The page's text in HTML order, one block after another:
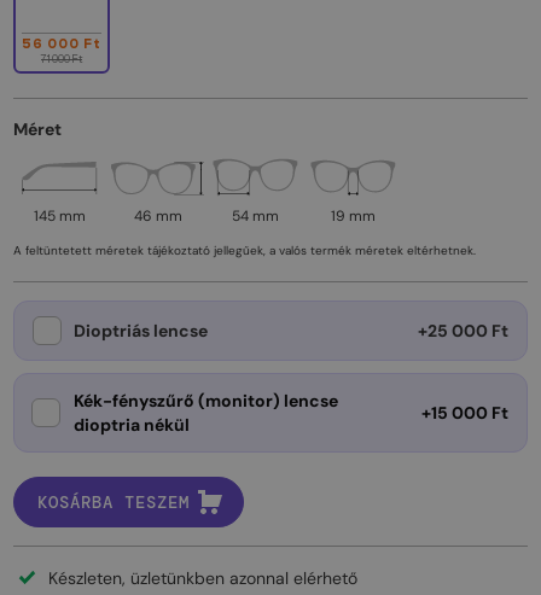
56 000 Ft
71 000 Ft
Méret
145 mm 46 mm 54 mm 19 mm
A feltüntetett méretek tájékoztató jellegűek, a valós termék méretek eltérhetnek.
Dioptriás lencse +25 000 Ft
Kék-fényszűrő (monitor) lencse
dioptria nékül
+15 000 Ft
KOSÁRBA TESZEM
Készleten, üzletünkben azonnal elérhető